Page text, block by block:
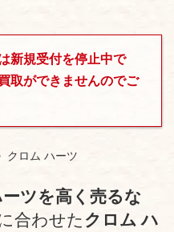
新規受付を停止中で
取ができませんのでご
クロム ハーツ
ツを高く売るな
合わせた クロム ハ